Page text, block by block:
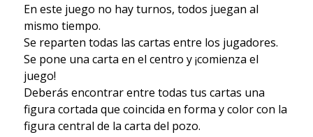
En este juego no hay turnos, todos juegan al
mismo tiempo.
Se reparten todas las cartas entre los jugadores.
Se pone una carta en el centro y ¡comienza el
juego!
Deberás encontrar entre todas tus cartas una
figura cortada que coincida en forma y color con la
figura central de la carta del pozo.